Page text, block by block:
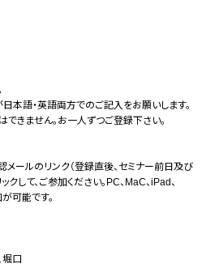
本語・英語両方でのご記入をお願いします。
きません。お一人ずつご登録下さい。
ールのリンク（登録直後、セミナー前日及び
して、ご参加ください。PC、MaC、iPad、
可能です。
堀口